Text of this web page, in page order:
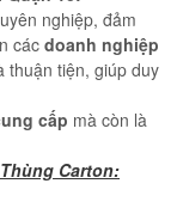
nghiệp, đảm
các doanh nghiệp
thuận tiện, giúp duy
cấp mà còn là
Carton: